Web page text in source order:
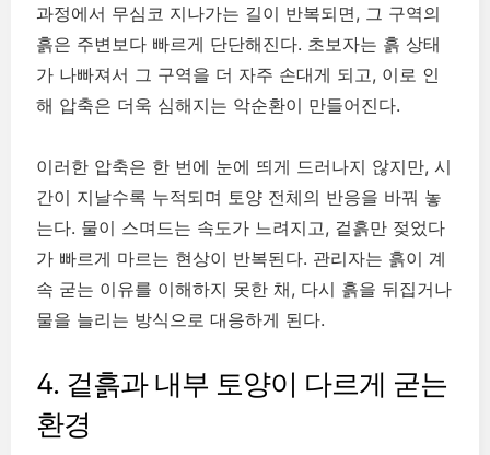
과정에서 무심코 지나가는 길이 반복되면, 그 구역의
흙은 주변보다 빠르게 단단해진다. 초보자는 흙 상태
가 나빠져서 그 구역을 더 자주 손대게 되고, 이로 인
해 압축은 더욱 심해지는 악순환이 만들어진다.
이러한 압축은 한 번에 눈에 띄게 드러나지 않지만, 시
간이 지날수록 누적되며 토양 전체의 반응을 바꿔 놓
는다. 물이 스며드는 속도가 느려지고, 겉흙만 젖었다
가 빠르게 마르는 현상이 반복된다. 관리자는 흙이 계
속 굳는 이유를 이해하지 못한 채, 다시 흙을 뒤집거나
물을 늘리는 방식으로 대응하게 된다.
4. 겉흙과 내부 토양이 다르게 굳는
환경